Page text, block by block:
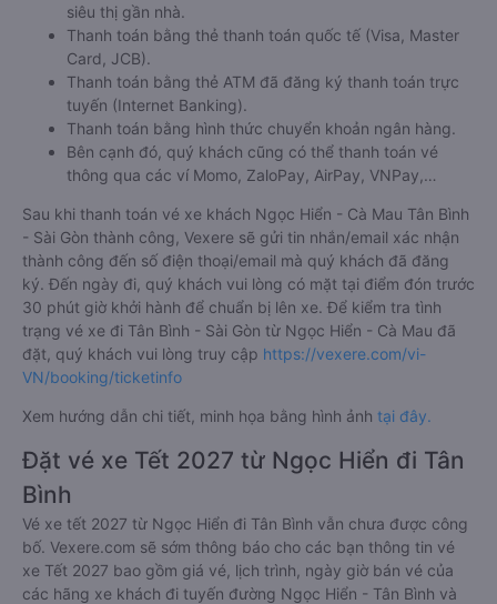
siêu thị gần nhà.
Thanh toán bằng thẻ thanh toán quốc tế (Visa, Master
Card, JCB).
Thanh toán bằng thẻ ATM đã đăng ký thanh toán trực
tuyến (Internet Banking).
Thanh toán bằng hình thức chuyển khoản ngân hàng.
Bên cạnh đó, quý khách cũng có thể thanh toán vé
thông qua các ví Momo, ZaloPay, AirPay, VNPay,…
Sau khi thanh toán vé xe khách Ngọc Hiển - Cà Mau Tân Bình
- Sài Gòn thành công, Vexere sẽ gửi tin nhắn/email xác nhận
thành công đến số điện thoại/email mà quý khách đã đăng
ký. Đến ngày đi, quý khách vui lòng có mặt tại điểm đón trước
30 phút giờ khởi hành để chuẩn bị lên xe. Để kiểm tra tình
trạng vé xe đi Tân Bình - Sài Gòn từ Ngọc Hiển - Cà Mau đã
đặt, quý khách vui lòng truy cập https://vexere.com/vi-
VN/booking/ticketinfo
Xem hướng dẫn chi tiết, minh họa bằng hình ảnh tại đây.
Đặt vé xe Tết 2027 từ Ngọc Hiển đi Tân
Bình
Vé xe tết 2027 từ Ngọc Hiển đi Tân Bình vẫn chưa được công
bố. Vexere.com sẽ sớm thông báo cho các bạn thông tin vé
xe Tết 2027 bao gồm giá vé, lịch trình, ngày giờ bán vé của
các hãng xe khách đi tuyến đường Ngọc Hiển - Tân Bình và